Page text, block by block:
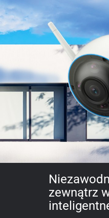
zewnątrz